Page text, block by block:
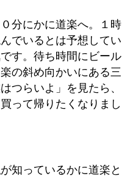
分にかに道楽へ。１時
でいるとは予想してい
す。待ち時間にビール
の斜め向かいにある三
つらいよ」を見たら、
って帰りたくなりまし
知っているかに道楽と